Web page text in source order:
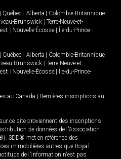
Québec Alberta
Colombie-Britannique
Brunswick
Terre-Neuve-et-
Nouvelle-Écosse
Île-du-Prince-
Québec Alberta
Colombie-Britannique
Brunswick
Terre-Neuve-et-
Nouvelle-Écosse
Île-du-Prince-
au Canada
Dernières inscriptions au
ce site proviennent des inscriptions
de données de l'Association
SDD® met en référence des
immobilières autres que Royal
de l'information n'est pas